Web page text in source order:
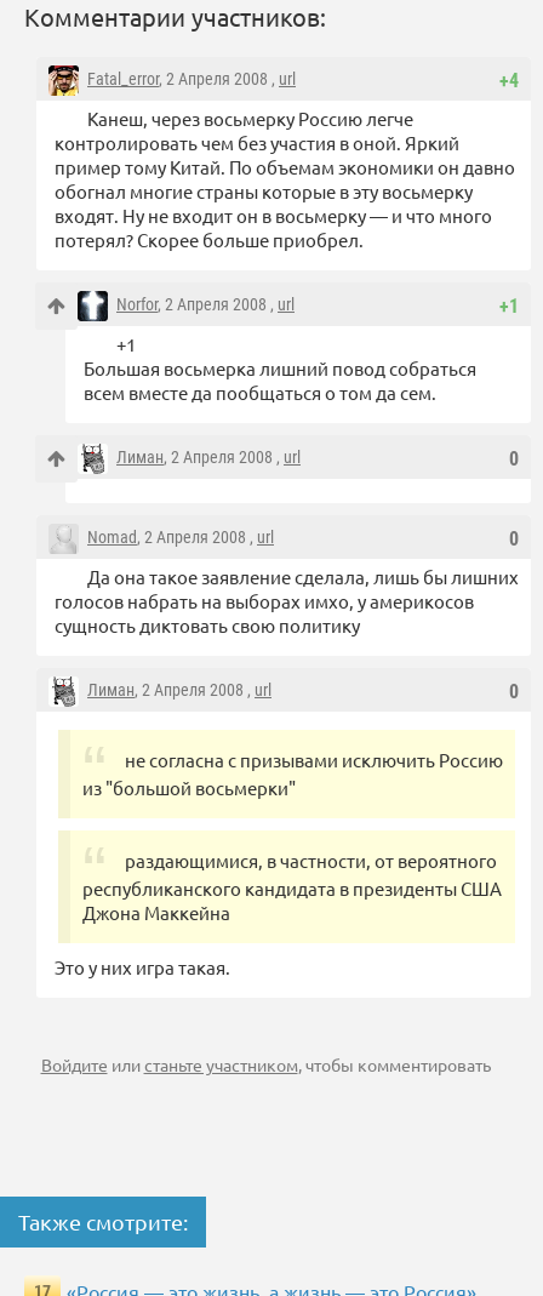
Комментарии участников:
+4
Fatal_error, 2 Апреля 2008 , url
Канеш, через восьмерку Россию легче
контролировать чем без участия в оной. Яркий
пример тому Китай. По объемам экономики он давно
обогнал многие страны которые в эту восьмерку
входят. Ну не входит он в восьмерку — и что много
потерял? Скорее больше приобрел.
+1
Norfor, 2 Апреля 2008 , url
+1
Большая восьмерка лишний повод собраться
всем вместе да пообщаться о том да сем.
0
Лиман, 2 Апреля 2008 , url
0
Nomad, 2 Апреля 2008 , url
Да она такое заявление сделала, лишь бы лишних
голосов набрать на выборах имхо, у америкосов
сущность диктовать свою политику
0
Лиман, 2 Апреля 2008 , url
не согласна с призывами исключить Россию
из "большой восьмерки"
раздающимися, в частности, от вероятного
республиканского кандидата в президенты США
Джона Маккейна
Это у них игра такая.
Войдите илистаньте участником, чтобы комментировать
Также смотрите:
17